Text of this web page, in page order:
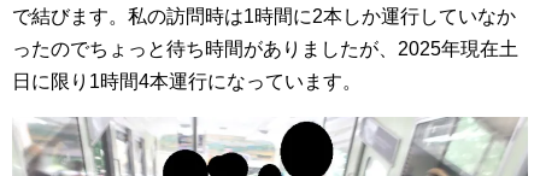
で結びます。私の訪問時は1時間に2本しか運行していなか
ったのでちょっと待ち時間がありましたが、2025年現在土
日に限り1時間4本運行になっています。